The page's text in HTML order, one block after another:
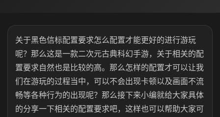
关于黑色信标配置要求怎么配置才能更好的进行游玩
呢？那么这是一款二次元古典科幻手游，关于相关的配
置要求自然也是比较的高。那么怎样的配置才可以让我
们在游玩的过程当中，可以不会出现卡顿以及画面不流
畅等各种行为的出现呢？那么接下来小编就给大家具体
的分享一下相关的配置要求吧，这样也可以帮助大家可